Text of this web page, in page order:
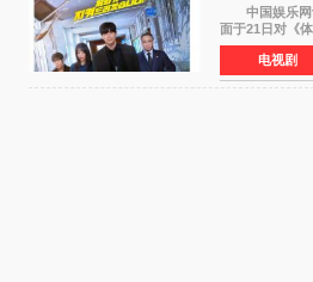
中国娱乐网
面于21日对《
制作传闻划清
却有传闻称已
了讨论——《
电视剧